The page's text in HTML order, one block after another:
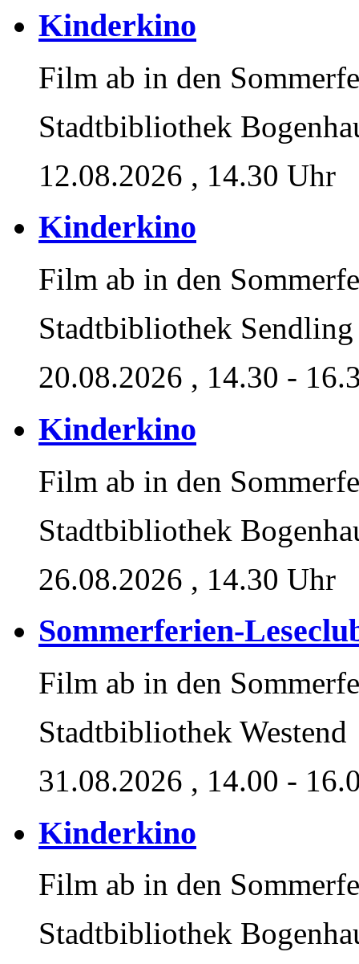
Kinderkino
Film ab in den
Stadtbibliothek
12.08.2026 , 14.30 Uhr
Kinderkino
Film ab in den
Stadtbibliothek Sendling
20.08.2026 , 14.30 -
Kinderkino
Film ab in den
Stadtbibliothek
26.08.2026 , 14.30 Uhr
Sommerferien-
Film ab in den
Stadtbibliothek Westend
31.08.2026 , 14.00 -
Kinderkino
Film ab in den
Stadtbibliothek